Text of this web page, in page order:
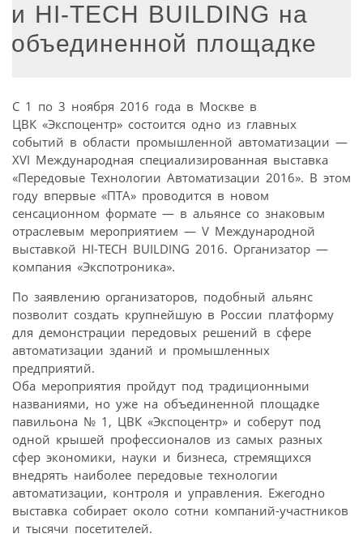
и HI-TECH BUILDING на
объединенной площадке
C 1 по 3 ноября 2016 года в Москве в
ЦВК «Экспоцентр» состоится одно из главных
событий в области промышленной автоматизации —
XVI Международная специализированная выставка
«Передовые Технологии Автоматизации 2016». В этом
году впервые «ПТА» проводится в новом
сенсационном формате — в альянсе со знаковым
отраслевым мероприятием — V Международной
выставкой HI-TECH BUILDING 2016. Организатор —
компания «Экспотроника».
По заявлению организаторов, подобный альянс
позволит создать крупнейшую в России платформу
для демонстрации передовых решений в сфере
автоматизации зданий и промышленных
предприятий.
Оба мероприятия пройдут под традиционными
названиями, но уже на объединенной площадке
павильона № 1, ЦВК «Экспоцентр» и соберут под
одной крышей профессионалов из самых разных
сфер экономики, науки и бизнеса, стремящихся
внедрять наиболее передовые технологии
автоматизации, контроля и управления. Ежегодно
выставка собирает около сотни компаний-участников
и тысячи посетителей.